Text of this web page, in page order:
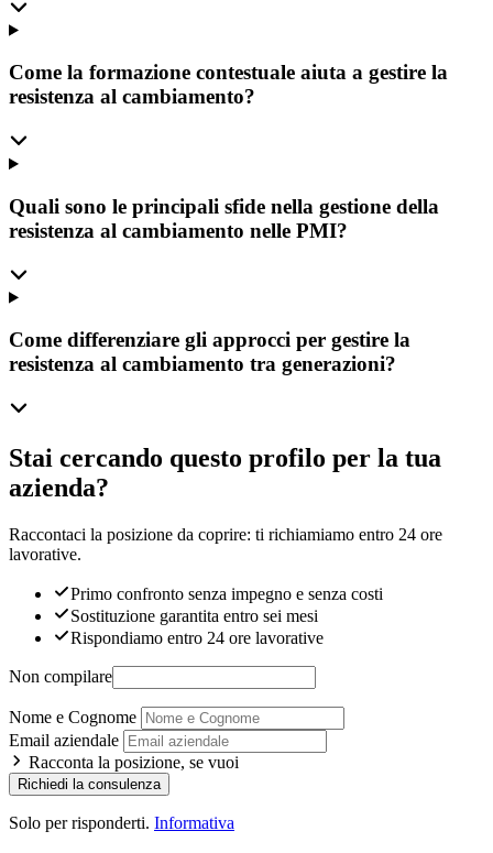
Come la formazione contestuale aiuta a gestire la
resistenza al cambiamento?
Quali sono le principali sfide nella gestione della
resistenza al cambiamento nelle PMI?
Come differenziare gli approcci per gestire la
resistenza al cambiamento tra generazioni?
Stai cercando questo profilo per la tua
azienda?
Raccontaci la posizione da coprire: ti richiamiamo entro 24 ore
lavorative.
Primo confronto senza impegno e senza costi
Sostituzione garantita entro sei mesi
Rispondiamo entro 24 ore lavorative
Non compilare
Nome e Cognome
Email aziendale
Racconta la posizione, se vuoi
Richiedi la consulenza
Solo per risponderti. Informativa